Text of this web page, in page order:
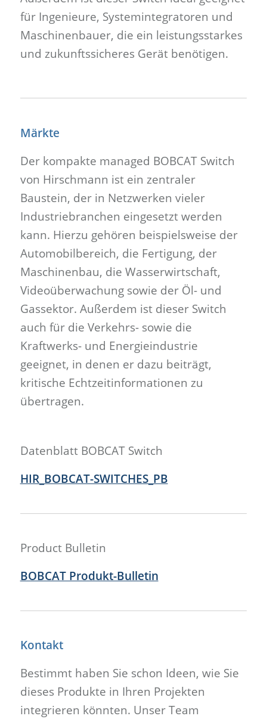
für Ingenieure, Systemintegratoren und
Maschinenbauer, die ein leistungsstarkes
und zukunftssicheres Gerät benötigen.
Märkte
Der kompakte managed BOBCAT Switch
von Hirschmann ist ein zentraler
Baustein, der in Netzwerken vieler
Industriebranchen eingesetzt werden
kann. Hierzu gehören beispielsweise der
Automobilbereich, die Fertigung, der
Maschinenbau, die Wasserwirtschaft,
Videoüberwachung sowie der Öl- und
Gassektor. Außerdem ist dieser Switch
auch für die Verkehrs- sowie die
Kraftwerks- und Energieindustrie
geeignet, in denen er dazu beiträgt,
kritische Echtzeitinformationen zu
übertragen.
Datenblatt BOBCAT Switch
HIR_BOBCAT-SWITCHES_PB
Product Bulletin
BOBCAT Produkt-Bulletin
Kontakt
Bestimmt haben Sie schon Ideen, wie Sie
dieses Produkte in Ihren Projekten
integrieren könnten. Unser Team